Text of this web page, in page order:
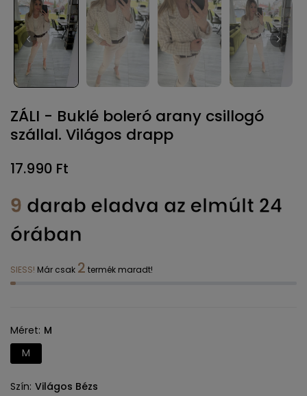
ZÁLI - Buklé boleró arany csillogó
szállal. Világos drapp
17.990 Ft
9 darab eladva az elmúlt 24
órában
SIESS! Már csak 2 termék maradt!
Méret M
M
Szín Világos Bézs